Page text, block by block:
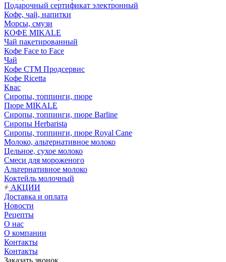
Подарочный сертификат электронный
Кофе, чай, напитки
Морсы, смузи
КОФЕ MIKALE
Чай пакетированный
Кофе Face to Face
Чай
Кофе СТМ Продсервис
Кофе Ricetta
Квас
Сиропы, топпинги, пюре
Пюре MIKALE
Сиропы, топпинги, пюре Barline
Сиропы Herbarista
Сиропы, топпинги, пюре Royal Cane
Молоко, альтернативное молоко
Цельное, сухое молоко
Смеси для мороженого
Альтернативное молоко
Коктейль молочный
АКЦИИ
Доставка и оплата
Новости
Рецепты
О нас
О компании
Контакты
Контакты
Заказать звонок